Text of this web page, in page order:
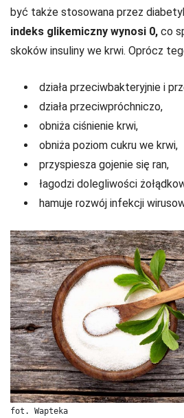
być także stosowana przez
indeks glikemiczny wynosi 0, co
skoków insuliny we krwi. Oprócz
działa przeciwbakteryjnie i
działa przeciwpróchniczo,
obniża ciśnienie krwi,
obniża poziom cukru we krwi,
przyspiesza gojenie się ran,
łagodzi dolegliwości
hamuje rozwój infekcji
fot. Wapteka